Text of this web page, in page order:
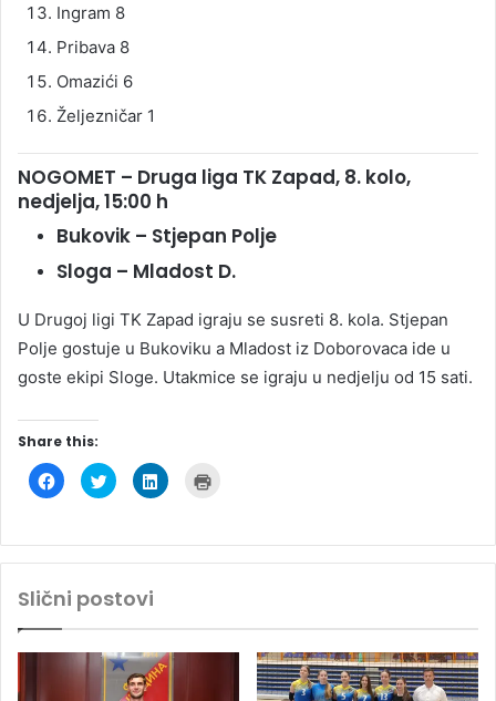
Ingram 8
Pribava 8
Omazići 6
Željezničar 1
NOGOMET – Druga liga TK Zapad, 8. kolo,
nedjelja, 15:00 h
Bukovik – Stjepan Polje
Sloga – Mladost D.
U Drugoj ligi TK Zapad igraju se susreti 8. kola. Stjepan
Polje gostuje u Bukoviku a Mladost iz Doborovaca ide u
goste ekipi Sloge. Utakmice se igraju u nedjelju od 15 sati.
Share this:
C
l
t
s
a
r
o
n
C
l
t
s
a
r
o
n
T
w
C
l
t
s
o
n
L
i
t
p
(
O
Slični postovi